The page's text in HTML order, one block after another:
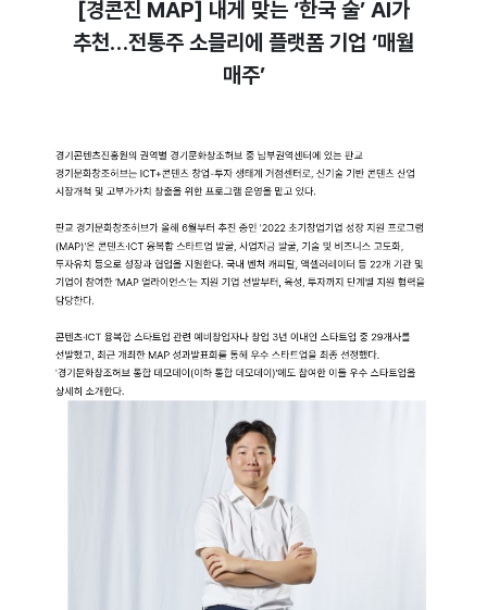
[경콘진 MAP] 내게 맞는 ‘한국 술’ AI가
추천…전통주 소믈리에 플랫폼 기업 ‘매월
매주’